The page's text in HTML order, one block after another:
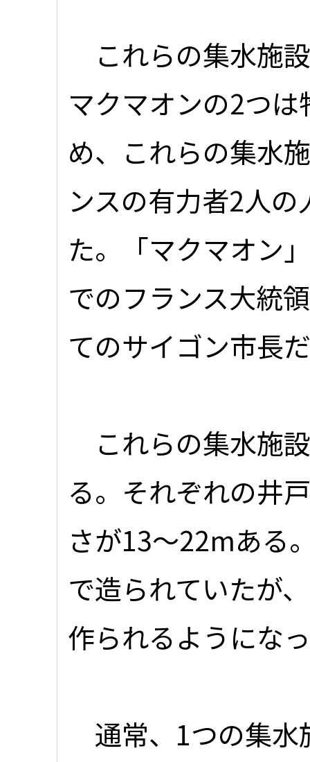
これらの集水施
マクマオンの2つ
め、これらの集水
ンスの有力者2人
た。「マクマオン
でのフランス大統
てのサイゴン市長
これらの集水施
る。それぞれの井
さが13～22mある
で造られていたが
作られるようにな
通常、1つの集水